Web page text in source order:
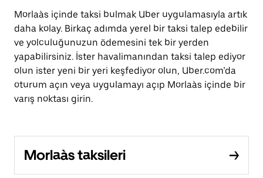
Morlaàs içinde taksi bulmak Uber uygulamasıyla artık
daha kolay. Birkaç adımda yerel bir taksi talep edebilir
ve yolculuğunuzun ödemesini tek bir yerden
yapabilirsiniz. İster havalimanından taksi talep ediyor
olun ister yeni bir yeri keşfediyor olun, Uber.com’da
oturum açın veya uygulamayı açıp Morlaàs içinde bir
varış noktası girin.
Morlaàs taksileri